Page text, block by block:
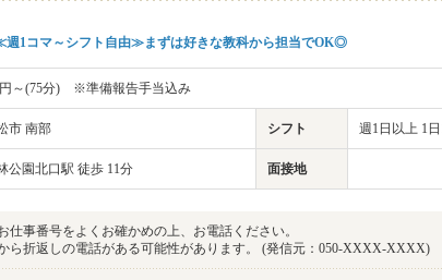
週1コマ～シフト自由≫まずは好きな教科から担当でOK◎
円～(75分) ※準備報告手当込み
市 南部 シフト 週1日以上 1
公園北口駅 徒歩 11分 面接地
仕事番号をよくお確かめの上、お電話ください。
ら折返しの電話がある可能性があります。 (発信元：050-XXXX-XXXX)